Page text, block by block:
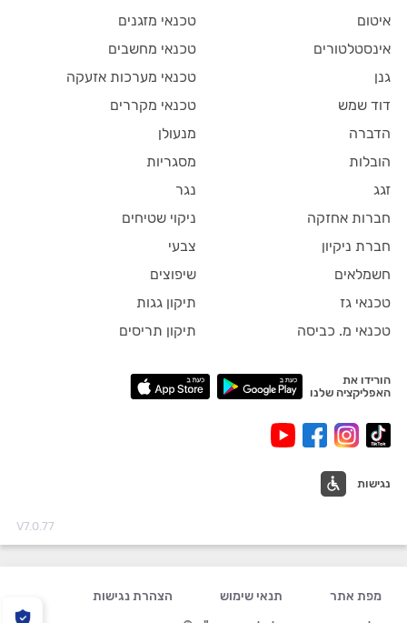
איטום
אינסטלטורים
גנן
דוד שמש
הדברה
הובלות
זגג
חברות אחזקה
חברת ניקיון
חשמלאים
טכנאי גז
טכנאי מ. כביסה
טכנאי מזגנים
טכנאי מחשבים
טכנאי מערכות אזעקה
טכנאי מקררים
מנעולן
מסגריות
נגר
ניקוי שטיחים
צבעי
שיפוצים
תיקון גגות
תיקון תריסים
הורידו את
האפליקציה שלנו
נגישות
V7.0.77
מפת אתר תנאי שימוש
הצהרת נגישות